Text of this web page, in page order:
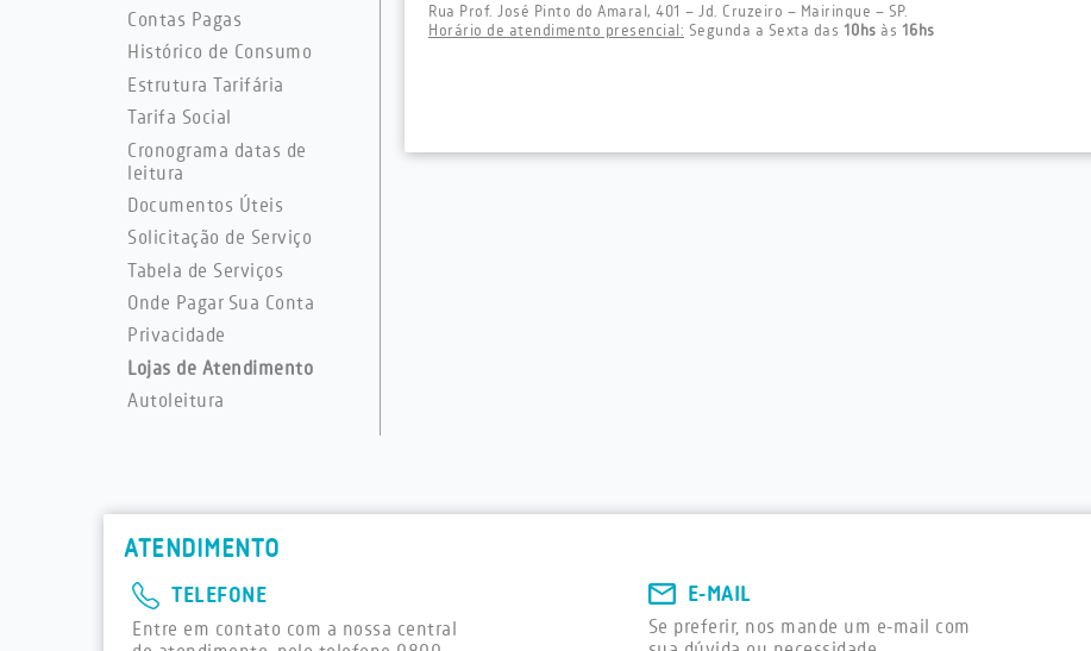
Contas Pagas
Histórico de Consumo
Estrutura Tarifária
Tarifa Social
Cronograma datas de
leitura
Documentos Úteis
Solicitação de Serviço
Tabela de Serviços
Onde Pagar Sua Conta
Privacidade
Lojas de Atendimento
Autoleitura
Rua Prof. José Pinto do Amaral, 401 – Jd. Cruzeiro – Mairinque – SP.
Horário de atendimento presencial: Segunda a Sexta das 10hs às 16hs
ATENDIMENTO
TELEFONE
Entre em contato com a nossa central
E-MAIL
Se preferir, nos mande um e-mail com